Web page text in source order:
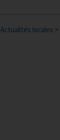
Actualités locales >